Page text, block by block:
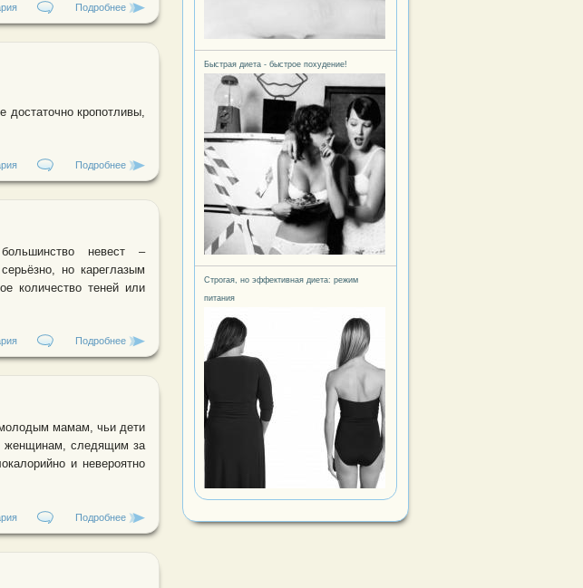
Подробнее о Звёздный стиль: Эмма Уотсон
кропотливы,
Подробнее о Кисти для макияжа и их назначение
невест –
но кареглазым
количество теней или
Подробнее о Свадебный макияж для карих глаз
молодым мамам, чьи дети
женщинам, следящим за
и невероятно
Подробнее о Диетическое пирожное - Легкий десерт из творога
Быстрая диета - быстрое похудение!
Строгая, но эффективная диета: режим
питания